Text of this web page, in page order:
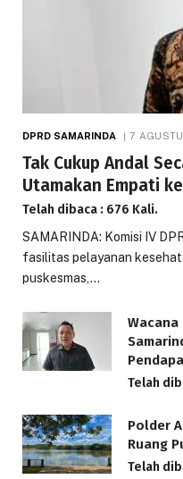
DPRD SAMARINDA 7
Tak Cukup Andal
Utamakan Empati
Telah dibaca : 676 Kali.
SAMARINDA: Komisi IV
fasilitas pelayanan
puskesmas,…
Wacana
Telah
Polder
Ruang
Telah